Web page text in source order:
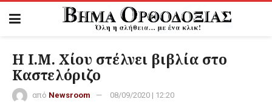
Η Ι.Μ. Χίου στέλνει βιβλία στο
Καστελόριζο
από Newsroom
08/09/2020 | 12:20